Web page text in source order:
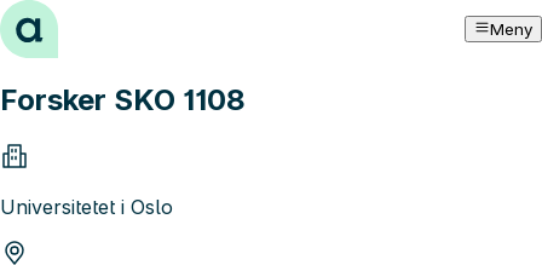
Hopp til innhold Meny
Forsker SKO 1108
Universitetet i Oslo